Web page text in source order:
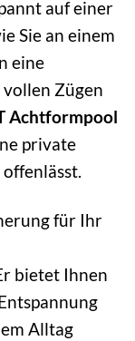
auf einer
Sie an einem
eine
Zügen
Achtformpool
private
für Ihr
bietet Ihnen
Alltag